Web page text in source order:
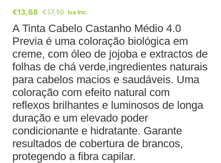
€17,10
€13,68 Iva Inc.
A Tinta Cabelo Castanho Médio 4.0
Previa é uma coloração biológica em
creme, com óleo de jojoba e extractos de
folhas de chá verde,ingredientes naturais
para cabelos macios e saudáveis. Uma
coloração com efeito natural com
reflexos brilhantes e luminosos de longa
duração e um elevado poder
condicionante e hidratante. Garante
resultados de cobertura de brancos,
protegendo a fibra capilar.